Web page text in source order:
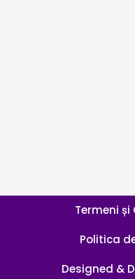
Termeni
Designed &
Politica